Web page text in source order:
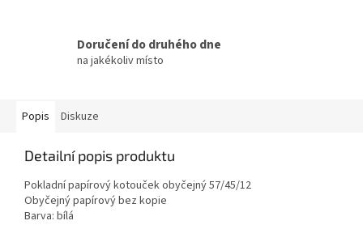
Doručení do druhého dne
na jakékoliv místo
Popis Diskuze
Detailní popis produktu
Pokladní papírový kotouček obyčejný 57/45/12
Obyčejný papírový bez kopie
Barva: bílá